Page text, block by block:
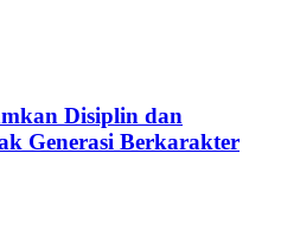
Disiplin dan
Generasi Berkarakter